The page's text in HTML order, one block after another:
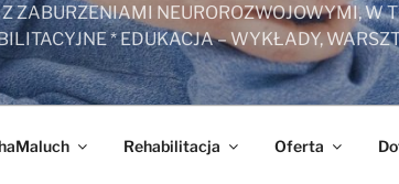
ZABURZENIAMI NEUROROZWOJOWYMI, W
* EDUKACJA – WYKŁADY,
Rehabilitacja Oferta